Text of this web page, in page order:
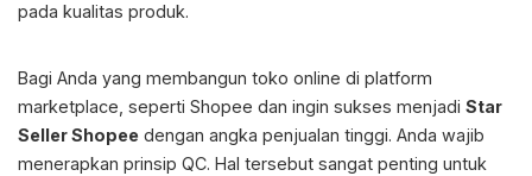
pada kualitas produk.
Bagi Anda yang membangun toko online di platform
marketplace, seperti Shopee dan ingin sukses menjadi Star
Seller Shopee dengan angka penjualan tinggi. Anda wajib
menerapkan prinsip QC. Hal tersebut sangat penting untuk